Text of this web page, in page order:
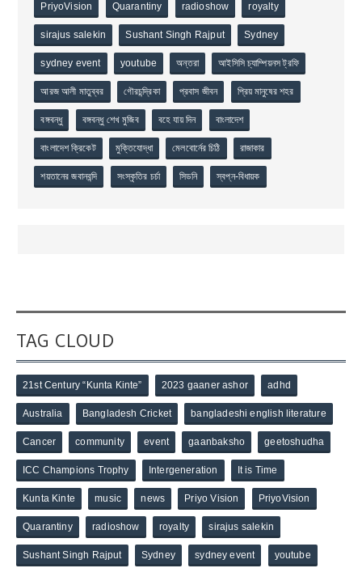
PriyoVision Quarantiny radioshow royalty
sirajus salekin Sushant Singh Rajput Sydney
sydney event youtube অন্তরা আইসিসি চ্যাম্পিয়নস ট্রফি
আরজ আলী মাতুব্বর গৌরচন্দ্রিকা প্রবাস জীবন প্রিয় মানুষের শহর
বঙ্গবন্ধু বঙ্গবন্ধু শেখ মুজিব বহে যায় দিন বাংলাদেশ
বাংলাদেশ ক্রিকেট মুক্তিযোদ্ধা মেলবোর্নের চিঠি রাজাকার
শয়তানের জবানবন্দি সংস্কৃতির চর্চা সিডনি স্বপ্ন-বিধায়ক
TAG CLOUD
21st Century “Kunta Kinte” 2023 gaaner ashor adhd
Australia Bangladesh Cricket bangladeshi english literature
Cancer community event gaanbaksho geetoshudha
ICC Champions Trophy Intergeneration It is Time
Kunta Kinte music news Priyo Vision PriyoVision
Quarantiny radioshow royalty sirajus salekin
Sushant Singh Rajput Sydney sydney event youtube